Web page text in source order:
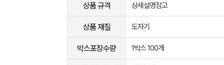
상품 규격 상세설명참고
상품 재질 도자기
박스포장수량 1박스 100개